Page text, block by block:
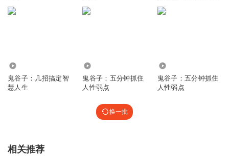
鬼谷子：几招搞定智
慧人生
鬼谷子：五分钟抓住
人性弱点
鬼谷子：五分钟抓住
人性弱点
换一批
相关推荐